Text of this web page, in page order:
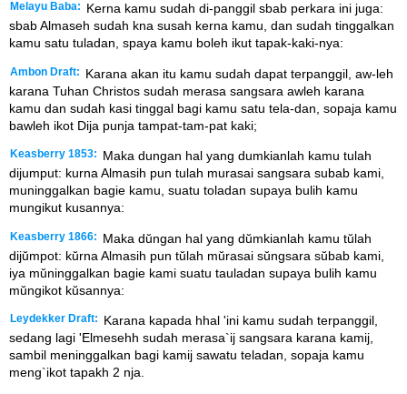
Melayu Baba:
Kerna kamu sudah di-panggil sbab perkara ini juga:
sbab Almaseh sudah kna susah kerna kamu, dan sudah tinggalkan
kamu satu tuladan, spaya kamu boleh ikut tapak-kaki-nya:
Ambon Draft:
Karana akan itu kamu sudah dapat terpanggil, aw-leh
karana Tuhan Christos sudah merasa sangsara awleh karana
kamu dan sudah kasi tinggal bagi kamu satu tela-dan, sopaja kamu
bawleh ikot Dija punja tampat-tam-pat kaki;
Keasberry 1853:
Maka dungan hal yang dumkianlah kamu tulah
dijumput: kurna Almasih pun tulah murasai sangsara subab kami,
muninggalkan bagie kamu, suatu toladan supaya bulih kamu
mungikut kusannya:
Keasberry 1866:
Maka dŭngan hal yang dŭmkianlah kamu tŭlah
dijŭmpot: kŭrna Almasih pun tŭlah mŭrasai sŭngsara sŭbab kami,
iya mŭninggalkan bagie kami suatu tauladan supaya bulih kamu
mŭngikot kŭsannya:
Leydekker Draft:
Karana kapada hhal 'ini kamu sudah terpanggil,
sedang lagi 'Elmesehh sudah merasa`ij sangsara karana kamij,
sambil meninggalkan bagi kamij sawatu teladan, sopaja kamu
meng`ikot tapakh 2 nja.